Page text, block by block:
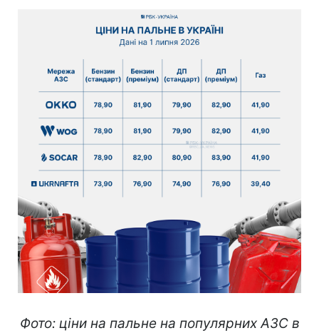
Фото: ціни на пальне на популярних АЗС в